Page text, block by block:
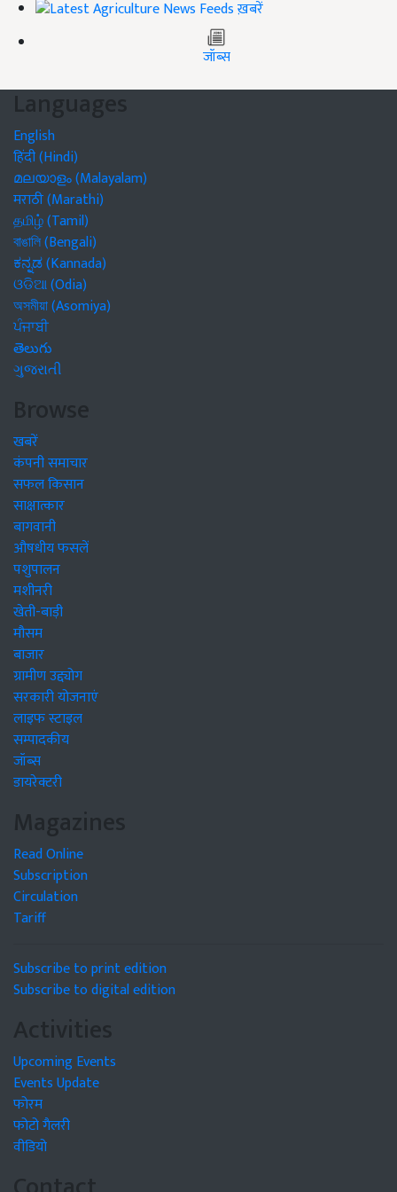
ख़बरें
जॉब्स
Languages
English
हिंदी (Hindi)
മലയാളം (Malayalam)
मराठी (Marathi)
தமிழ் (Tamil)
বাঙালি (Bengali)
ಕನ್ನಡ (Kannada)
ଓଡିଆ (Odia)
অসমীয়া (Asomiya)
ਪੰਜਾਬੀ
తెలుగు
ગુજરાતી
Browse
खबरें
कंपनी समाचार
सफल किसान
साक्षात्कार
बागवानी
औषधीय फसलें
पशुपालन
मशीनरी
खेती-बाड़ी
मौसम
बाजार
ग्रामीण उद्द्योग
सरकारी योजनाएं
लाइफ स्टाइल
सम्पादकीय
जॉब्स
डायरेक्टरी
Magazines
Read Online
Subscription
Circulation
Tariff
Subscribe to print edition
Subscribe to digital edition
Activities
Upcoming Events
Events Update
फोरम
फोटो गैलरी
वीडियो